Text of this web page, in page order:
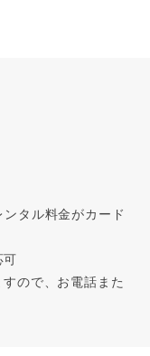
タル料金がカード
可
ので、お電話また